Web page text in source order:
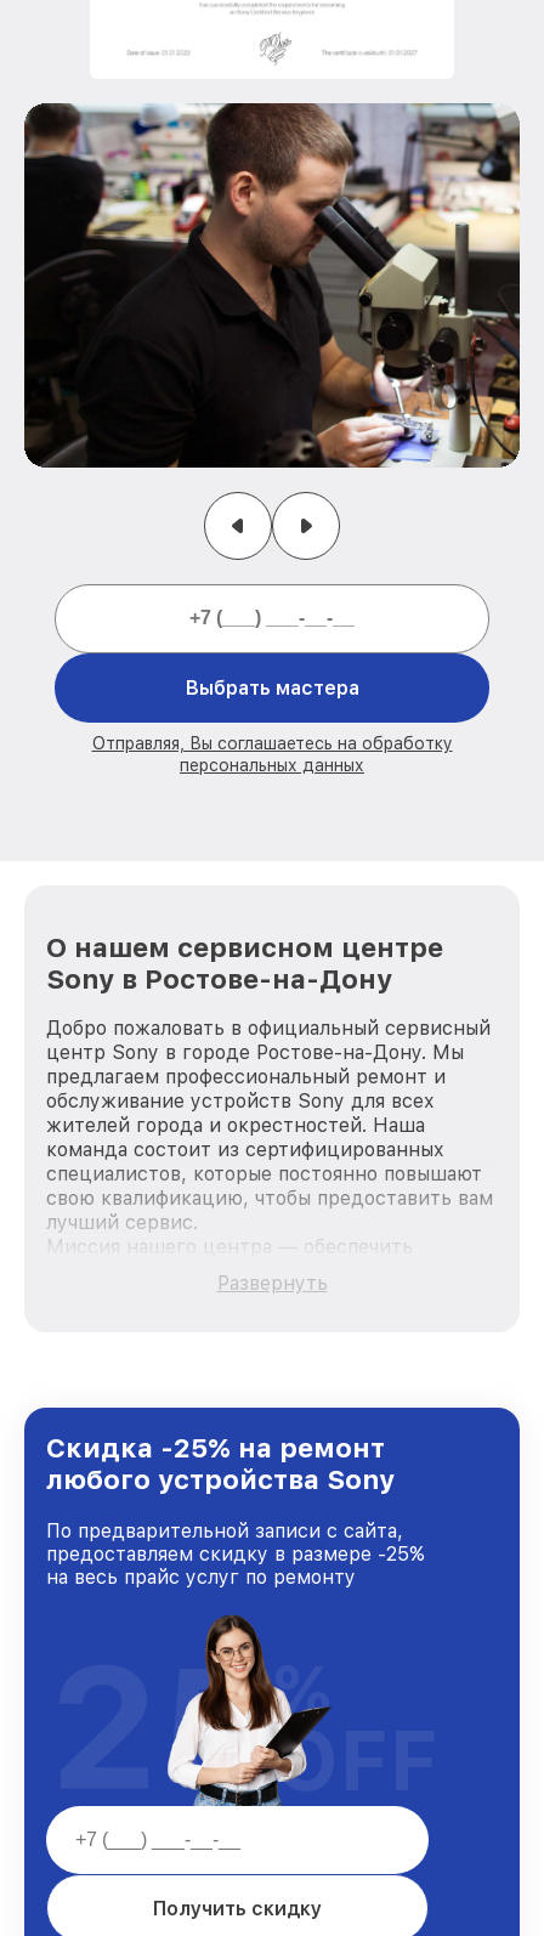
Выбрать мастера
Отправляя, Вы соглашаетесь на обработку
персональных данных
О нашем сервисном центре
Sony в Ростове-на-Дону
Добро пожаловать в официальный сервисный
центр Sony в городе Ростове-на-Дону. Мы
предлагаем профессиональный ремонт и
обслуживание устройств Sony для всех
жителей города и окрестностей. Наша
команда состоит из сертифицированных
специалистов, которые постоянно повышают
свою квалификацию, чтобы предоставить вам
лучший сервис.
Миссия нашего центра — обеспечить
качественный и доступный ремонт для
каждого пользователя продукции Sony, вне
Ростове-на-Дону, постоянно повышая уровень
доверия и лояльности наших клиентов.
Развернуть
Скидка -25% на ремонт
любого устройства Sony
По предварительной записи с сайта,
предоставляем скидку в размере -25%
на весь прайс услуг по ремонту
Получить скидку
25%
OFF